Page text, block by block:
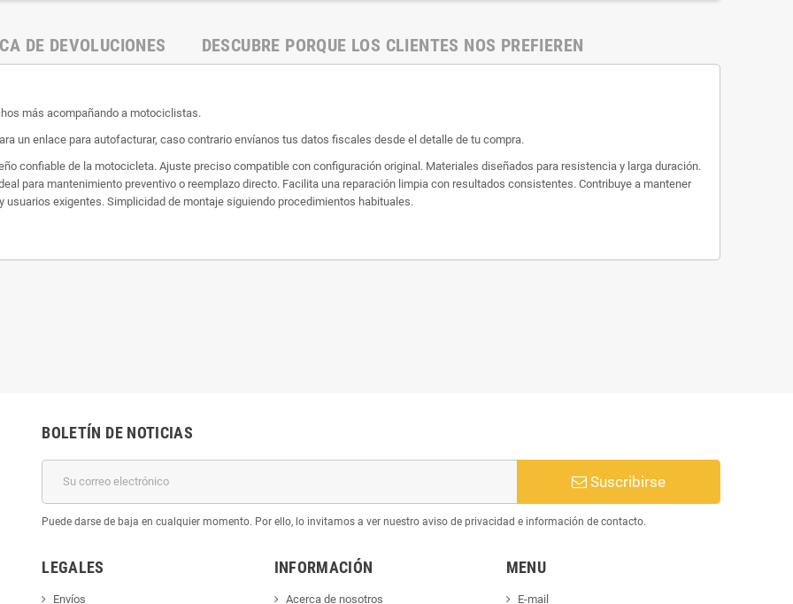
DE DEVOLUCIONES DESCUBRE PORQUE LOS CLIENTES NOS PREFIEREN
más acompañando a motociclistas.
un enlace para autofacturar, caso contrario envíanos tus datos fiscales desde el detalle de tu compra.
confiable de la motocicleta. Ajuste preciso compatible con configuración original. Materiales diseñados para resistencia y larga duración.
para mantenimiento preventivo o reemplazo directo. Facilita una reparación limpia con resultados consistentes. Contribuye a mantener
usuarios exigentes. Simplicidad de montaje siguiendo procedimientos habituales.
BOLETÍN DE NOTICIAS
Suscribirse
Puede darse de baja en cualquier momento. Por ello, lo invitamos a ver nuestro aviso de privacidad e información de contacto.
LEGALES
Envíos
INFORMACIÓN
Acerca de nosotros
MENU
E-mail